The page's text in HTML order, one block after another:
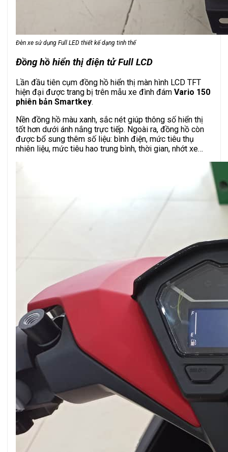
Đèn xe sử dụng Full LED thiết kế dạng tinh thể
Đồng hồ hiển thị điện tử Full LCD
Lần đầu tiên cụm đồng hồ hiển thị màn hình LCD TFT
hiện đại được trang bị trên mẫu xe đình đám Vario 150
phiên bản Smartkey.
Nền đồng hồ màu xanh, sắc nét giúp thông số hiển thị
tốt hơn dưới ánh nắng trực tiếp. Ngoài ra, đồng hồ còn
được bổ sung thêm số liệu: bình điện, mức tiêu thụ
nhiên liệu, mức tiêu hao trung bình, thời gian, nhớt xe…